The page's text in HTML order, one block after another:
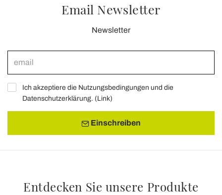
Email Newsletter
Newsletter
Ich akzeptiere die Nutzungsbedingungen und die
Datenschutzerklärung. (Link)
Einschreiben
Entdecken Sie unsere Produkte